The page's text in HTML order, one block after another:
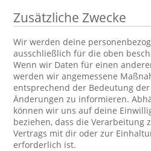
Zusätzliche Zwecke
Wir werden deine
ausschließlich für die oben
Wenn wir Daten für einen
werden wir angemessene
entsprechend der Bedeutung
Änderungen zu informieren.
können wir uns auf deine
beziehen, dass die Verarbeitung
Vertrags mit dir oder zur
erforderlich ist.